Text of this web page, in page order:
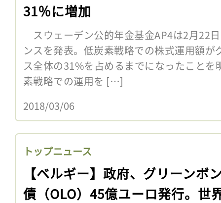
31％に増加
スウェーデン公的年金基金AP4は2月22
ンスを発表。低炭素戦略での株式運用額
ス全体の31%を占めるまでになったこと
素戦略での運用を […]
2018/03/06
トップニュース
【ベルギー】政府、グリーンボ
債（OLO）45億ユーロ発行。世